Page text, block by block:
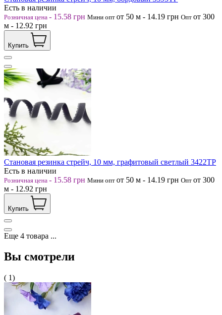
Есть в наличии
Розничная цена - 15.58 грн Мини опт от 50 м - 14.19 грн Опт от 300
м - 12.92 грн
Купить
Становая резинка стрейч, 10 мм, графитовый светлый 3422ТР
Есть в наличии
Розничная цена - 15.58 грн Мини опт от 50 м - 14.19 грн Опт от 300
м - 12.92 грн
Купить
Еще 4 товара ...
Вы смотрели
( 1)